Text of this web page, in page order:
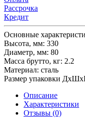
Рассрочка
Кредит
Основные
Высота, мм: 330
Диаметр, мм: 80
Масса брутто, кг: 2.2
Материал: сталь
Размер упаковки
Описание
Характеристики
Отзывы (0)